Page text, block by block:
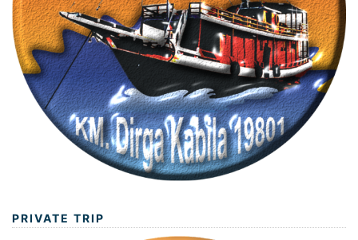
PRIVATE TRIP